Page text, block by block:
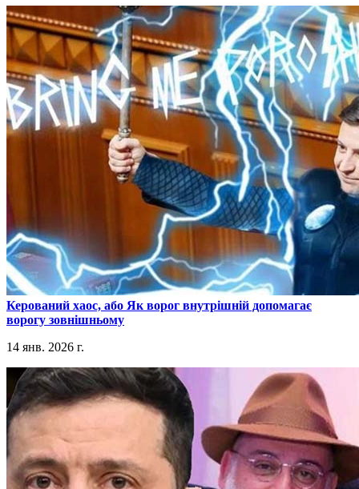
​Керований хаос, або Як ворог внутрішній допомагає
ворогу зовнішньому
14 янв. 2026 г.